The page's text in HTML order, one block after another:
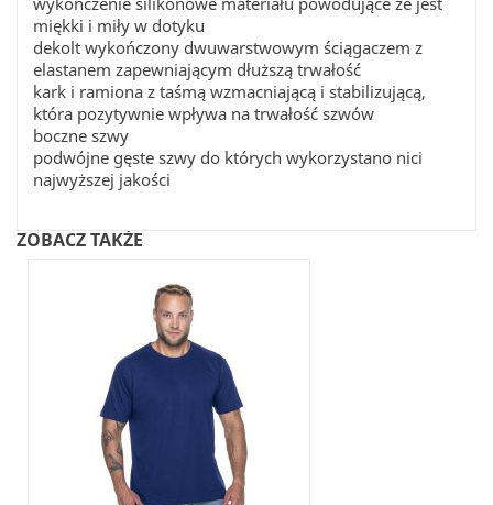
miękki i miły w dotyku
dekolt wykończony dwuwarstwowym ściągaczem z
elastanem zapewniającym dłuższą trwałość
kark i ramiona z taśmą wzmacniającą i stabilizującą,
która pozytywnie wpływa na trwałość szwów
boczne szwy
podwójne gęste szwy do których wykorzystano nici
najwyższej jakości
ZOBACZ TAKŻE